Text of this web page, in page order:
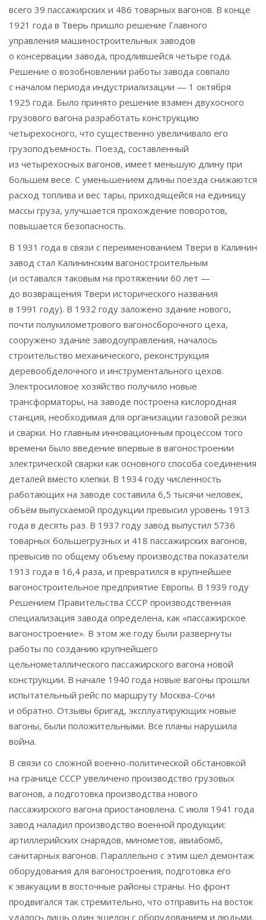
всего 39 пассажирских и 486 товарных вагонов. В конце
1921 года в Тверь пришло решение Главного
управления машиностроительных заводов
о консервации завода, продлившейся четыре года.
Решение о возобновлении работы завода совпало
с началом периода индустриализации — 1 октября
1925 года. Было принято решение взамен двухосного
грузового вагона разработать конструкцию
четырехосного, что существенно увеличивало его
грузоподъемность. Поезд, составленный
из четырехосных вагонов, имеет меньшую длину при
большем весе. С уменьшением длины поезда снижаются
расход топлива и вес тары, приходящейся на единицу
массы груза, улучшается прохождение поворотов,
повышается безопасность.
В 1931 года в связи с переименованием Твери в Калинин
завод стал Калининским вагоностроительным
(и оставался таковым на протяжении 60 лет —
до возвращения Твери исторического названия
в 1991 году). В 1932 году заложено здание нового,
почти полукилометрового вагоносборочного цеха,
сооружено здание заводоуправления, началось
строительство механического, реконструкция
деревообделочного и инструментального цехов.
Электросиловое хозяйство получило новые
трансформаторы, на заводе построена кислородная
станция, необходимая для организации газовой резки
и сварки. Но главным инновационным процессом того
времени было введение впервые в вагоностроении
электрической сварки как основного способа соединения
деталей вместо клепки. В 1934 году численность
работающих на заводе составила 6,5 тысячи человек,
объём выпускаемой продукции превысил уровень 1913
года в десять раз. В 1937 году завод выпустил 5736
товарных большегрузных и 418 пассажирских вагонов,
превысив по общему объему производства показатели
1913 года в 16,4 раза, и превратился в крупнейшее
вагоностроительное предприятие Европы. В 1939 году
Решением Правительства СССР производственная
специализация завода определена, как «пассажирское
вагоностроение». В этом же году были развернуты
работы по созданию крупнейшего
цельнометаллического пассажирского вагона новой
конструкции. В начале 1940 года новые вагоны прошли
испытательный рейс по маршруту Москва-Сочи
и обратно. Отзывы бригад, эксплуатирующих новые
вагоны, были положительными. Все планы нарушила
война.
В связи со сложной военно-политической обстановкой
на границе СССР увеличено производство грузовых
вагонов, а подготовка производства нового
пассажирского вагона приостановлена. С июля 1941 года
завод наладил производство военной продукции:
артиллерийских снарядов, минометов, авиабомб,
санитарных вагонов. Параллельно с этим шел демонтаж
оборудования для вагоностроения, подготовка его
к эвакуации в восточные районы страны. Но фронт
продвигался так стремительно, что отправить на восток
удалось лишь один эшелон с оборудованием и людьми.